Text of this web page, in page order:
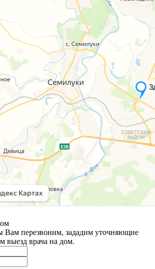
Вам перезвоним, зададим уточняющие
выезд врача на дом.